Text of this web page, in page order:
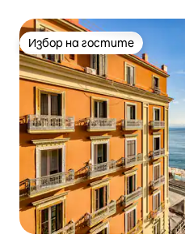
Избор на гостите
Избор на гостите